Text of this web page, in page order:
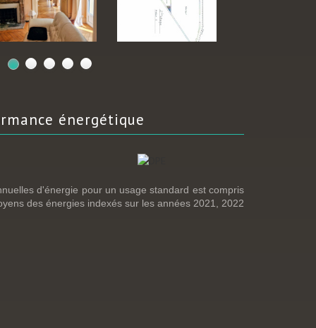
énergétique
d'énergie pour un usage standard est compris
des énergies indexés sur les années 2021, 2022